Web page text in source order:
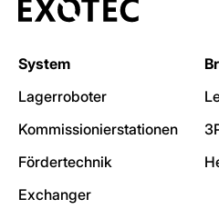
System
Lagerroboter
Kommissionierstationen
Fördertechnik
Exchanger